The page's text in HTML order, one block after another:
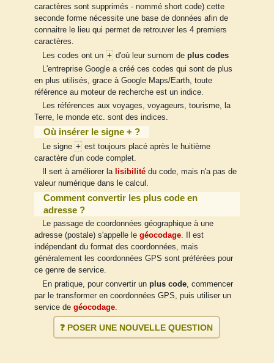
caractères sont supprimés - nommé short code) cette
seconde forme nécessite une base de données afin de
connaitre le lieu qui permet de retrouver les 4 premiers
caractères.
Les codes ont un +d'où leur surnom de plus codes
L'entreprise Google a créé ces codes qui sont de plus
en plus utilisés, grace à Google Maps/Earth, toute
référence au moteur de recherche est un indice.
Les références aux voyages, voyageurs, tourisme, la
Terre, le monde etc. sont des indices.
Où insérer le signe + ?
Le signe +est toujours placé après le huitième
caractère d'un code complet.
Il sert à améliorer la lisibilitédu code, mais n'a pas de
valeur numérique dans le calcul.
Comment convertir les plus code en
adresse ?
Le passage de coordonnées géographique à une
adresse (postale) s'appelle le géocodage. Il est
indépendant du format des coordonnées, mais
généralement les coordonnées GPS sont préférées pour
ce genre de service.
En pratique, pour convertir un plus code, commencer
par le transformer en coordonnées GPS, puis utiliser un
service de géocodage
❓ POSER UNE NOUVELLE QUESTION